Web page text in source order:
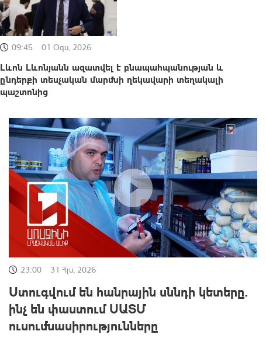
09:45 01 Օգս, 2026
Լևոն Լևոնյանն ազատվել է բնապահպանության և
ընդերքի տեսչական մարմնի ղեկավարի տեղակալի
պաշտոնից
23:00 31 Հլս, 2026
Ստուգվում են հանրային սննդի կետերը.
ինչ են փաստում ՍԱՏՄ
ուսումնասիրությունները